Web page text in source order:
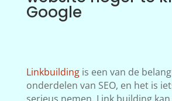
Google
Linkbuildingis een van de
onderdelen van SEO, en het is